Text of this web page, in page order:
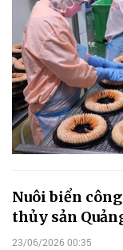
Nuôi biển
thủy sản
23/06/2026 00:35